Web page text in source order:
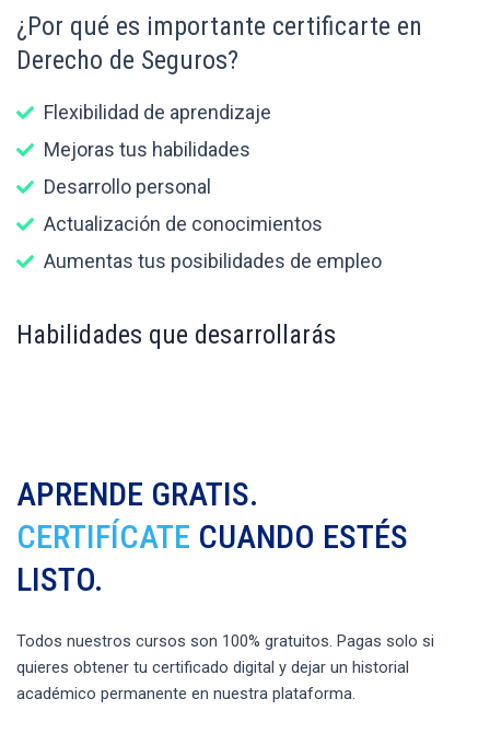
¿Por qué es importante certificarte en
Derecho de Seguros?
Flexibilidad de aprendizaje
Mejoras tus habilidades
Desarrollo personal
Actualización de conocimientos
Aumentas tus posibilidades de empleo
Habilidades que desarrollarás
APRENDE GRATIS.
CERTIFÍCATE CUANDO ESTÉS
LISTO.
Todos nuestros cursos son 100% gratuitos. Pagas solo si
quieres obtener tu certificado digital y dejar un historial
académico permanente en nuestra plataforma.